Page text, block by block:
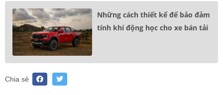
Những cách thiết kế để bảo đảm
tính khí động học cho xe bán tải
Chia sẻ